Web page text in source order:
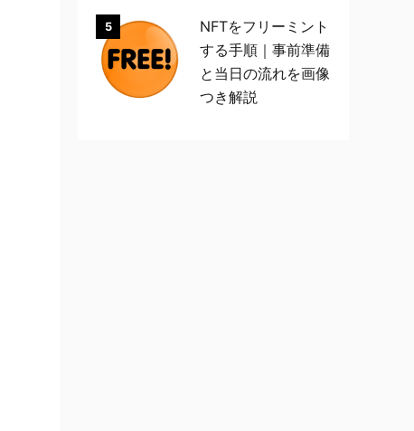
5
NFTをフリーミント
する手順｜事前準備
と当日の流れを画像
つき解説